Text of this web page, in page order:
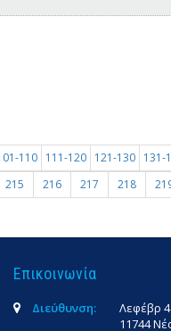
110 111-120 121-130 131-
215 216 217 218
Επικοινωνία
Διεύθυνση:
Λεφέβρ 4
11744